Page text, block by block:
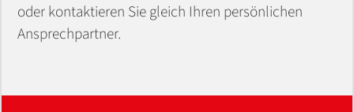
oder kontaktieren Sie gleich Ihren persönlichen
Ansprechpartner.
FAQ
Stromkosten Wasserschaden
Liefergebiet
FAQ